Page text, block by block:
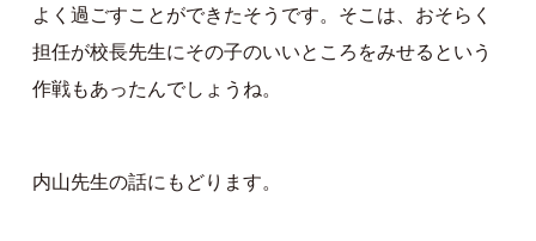
よく過ごすことができたそうです。そこは、おそらく
担任が校長先生にその子のいいところをみせるという
作戦もあったんでしょうね。
内山先生の話にもどります。